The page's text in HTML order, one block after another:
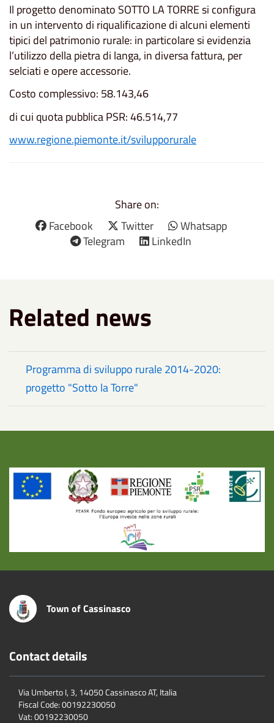
Il progetto denominato SOTTO LA TORRE si configura
in un intervento di riqualificazione di alcuni elementi
tipici del patrimonio rurale: in particolare si evidenzia
l’utilizzo della pietra di langa, in diversa fattura, per
selciati e opere accessorie.
Costo complessivo: 58.143,46
di cui quota pubblica PSR: 46.514,77
www.regione.piemonte.it/svilupporurale
Share on:
Facebook
Twitter
Whatsapp
Telegram
LinkedIn
Related news
Programma di sviluppo rurale 2014-2020:
progetto "Sotto la Torre"
Title
Town of Cassinasco
Contact details
Via Umberto I, 3, 14050 Cassinasco AT, Italia
Fiscal Code:00192230050
Vat:00192230050